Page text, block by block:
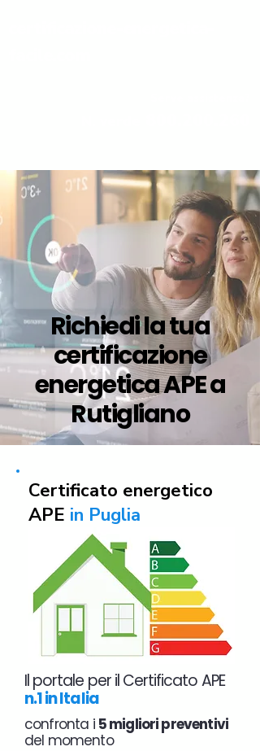
Richiedi la tua
certificazione
energetica APE a
Rutigliano
Certificato energetico
APE in Puglia
Il portale per il Certificato APE
n.1 in Italia
confronta i 5 migliori preventivi
del momento